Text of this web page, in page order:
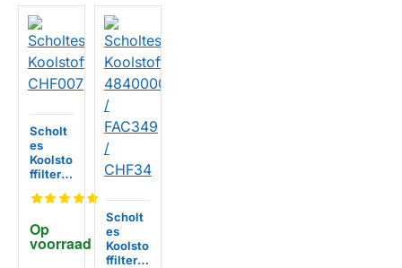
Op
voorraad
Scholt
es
Koolsto
ffilter
7
Scholt
es
Koolsto
ffilter